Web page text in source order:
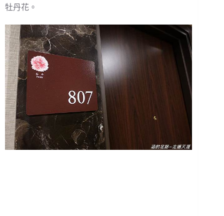
牡丹花。